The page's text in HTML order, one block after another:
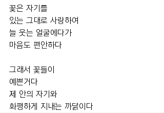
꽃은 자기를
있는 그대로 사랑하여
늘 웃는 얼굴에다가
마음도 편안하다
그래서 꽃들이
예쁜거다
제 안의 자기와
화평하게 지내는 까닭이다